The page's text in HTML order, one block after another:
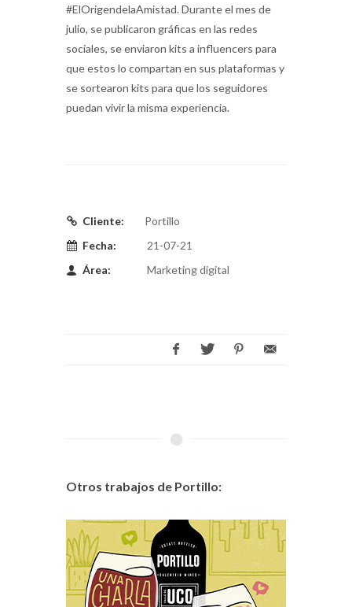
#ElOrigendelaAmistad. Durante el mes de
julio, se publicaron gráficas en las redes
sociales, se enviaron kits a influencers para
que estos lo compartan en sus plataformas y
se sortearon kits para que los seguidores
puedan vivir la misma experiencia.
Cliente:
Portillo
Fecha:
21-07-21
Área:
Marketing digital
Otros trabajos de Portillo: